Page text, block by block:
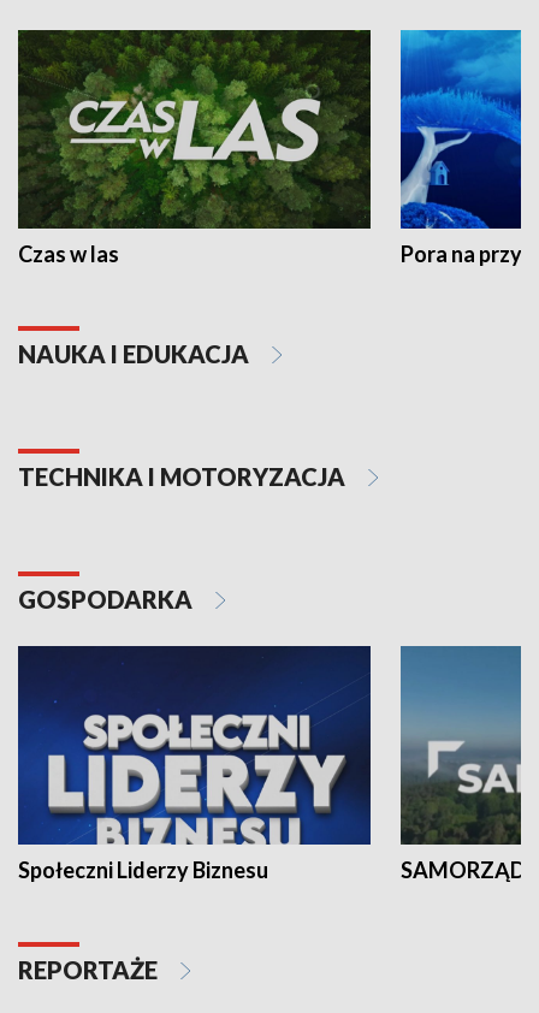
Czas w las Pora na
NAUKA I EDUKACJA
TECHNIKA I MOTORYZACJA
GOSPODARKA
Społeczni Liderzy Biznesu SAMORZĄD
REPORTAŻE